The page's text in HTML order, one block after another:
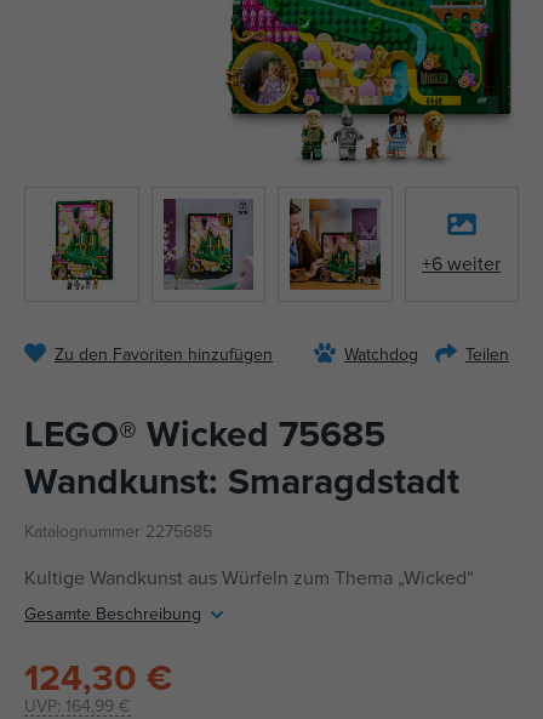
+6 weiter
Zu den Favoriten hinzufügen Watchdog Teilen
LEGO® Wicked 75685
Wandkunst: Smaragdstadt
Katalognummer 2275685
Kultige Wandkunst aus Würfeln zum Thema „Wicked“
Gesamte Beschreibung
UVP: 164,99 €
124,30 €